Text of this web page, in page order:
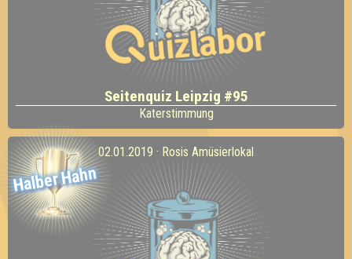
Seitenquiz Leipzig #95
Katerstimmung
Halber Hahn
02.01.2019 · Rosis Amüsierlokal